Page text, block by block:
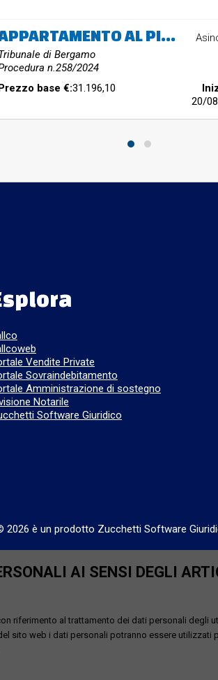
APPARTAMENTO AL PIANO PRIMO CON SOTTOTETTO
di Bergamo
n.258/2024
Prezzo base €:31.196,10
20/
Vendite Private
Sovraindebitamento
Amministrazione di sostegno
Notarile
Software Giuridico
2026 è un prodotto Zucchetti Software
AI SENSI DEGLI
riferimento al trattamento dei dati personali degli
sito web i dati personali potranno essere utilizzati